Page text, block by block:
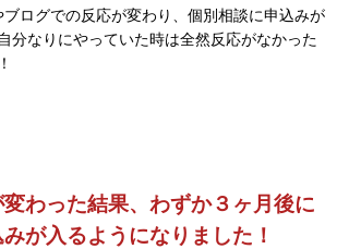
ログでの反応が変わり、個別相談に申込みが
分なりにやっていた時は全然反応がなかった
わった結果、わずか３ヶ月後に
が入るようになりました！